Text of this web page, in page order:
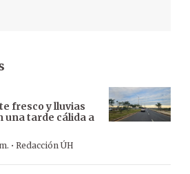
fresco y lluvias
una tarde cálida a
· Redacción ÚH